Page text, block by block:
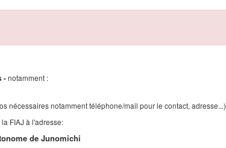
-notamment :
nécessaires notamment téléphone/mail pour le contact, adresse...)
FIAJ à l'adresse:
de Junomichi